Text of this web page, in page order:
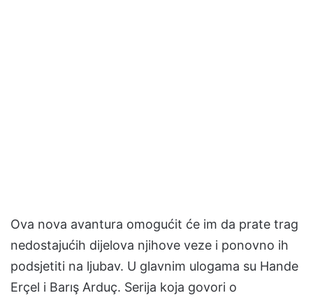
Ova nova avantura omogućit će im da prate trag
nedostajućih dijelova njihove veze i ponovno ih
podsjetiti na ljubav. U glavnim ulogama su Hande
Erçel i Barış Arduç. Serija koja govori o